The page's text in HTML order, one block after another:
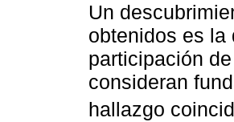
Un
obtenidos es la
participación
consideran
hallazgo